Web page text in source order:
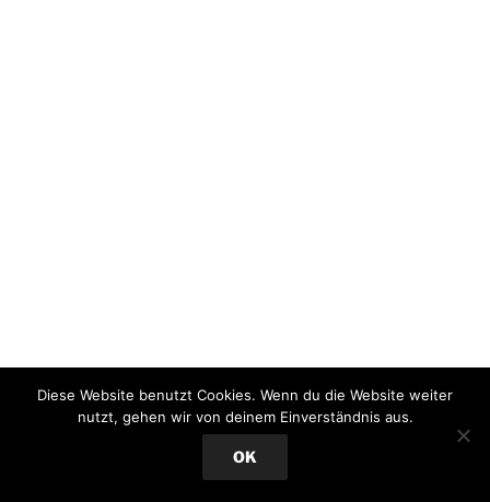
Diese Website benutzt Cookies. Wenn du die Website weiter
nutzt, gehen wir von deinem Einverständnis aus.
OK